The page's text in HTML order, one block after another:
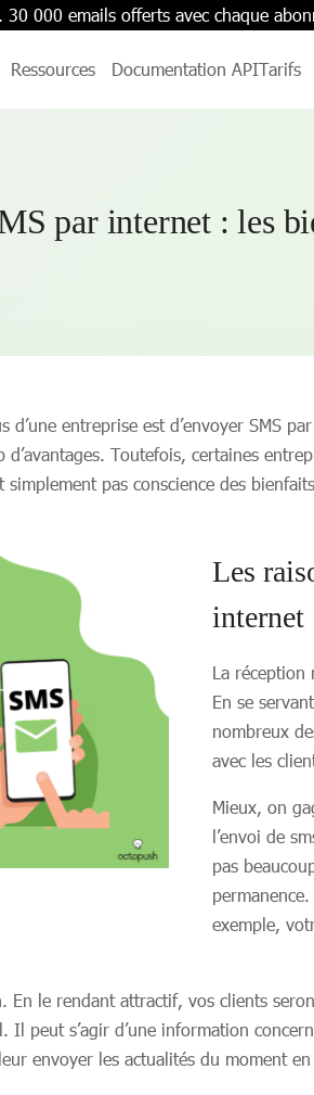
30 000 emails offerts avec chaque
Ressources Documentation APITarifs
par internet : les
entreprise est d’envoyer SMS
Toutefois, certaines
pas conscience des
Les
internet
La réception
En se
nombreux
avec les
Mieux, on
l’envoi de
pas
exemple,
En le rendant attractif, vos clients
Il peut s’agir d’une information
envoyer les actualités du moment